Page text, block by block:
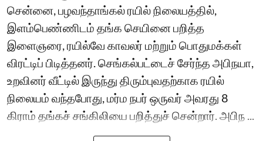
சென்னை, பழவந்தாங்கல் ரயில் நிலையத்தில்,
இளம்பெண்ணிடம் தங்க செயினை பறித்த
இளைஞரை, ரயில்வே காவலர் மற்றும் பொதுமக்கள்
விரட்டிப் பிடித்தனர். செங்கல்பட்டைச் சேர்ந்த அபிநயா,
உறவினர் வீட்டில் இருந்து திரும்புவதற்காக ரயில்
நிலையம் வந்தபோது, மர்ம நபர் ஒருவர் அவரது 8
கிராம் தங்கச் சங்கிலியை பறித்துச் சென்றார். அபிந ...